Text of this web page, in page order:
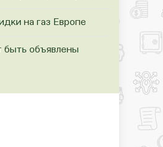
на газ Европе
объявлены